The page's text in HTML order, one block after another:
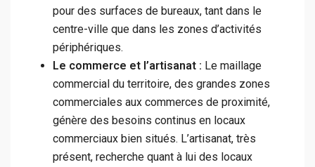
pour des surfaces de bureaux, tant dans le
centre-ville que dans les zones d’activités
périphériques.
Le commerce et l’artisanat : Le maillage
commercial du territoire, des grandes zones
commerciales aux commerces de proximité,
génère des besoins continus en locaux
commerciaux bien situés. L’artisanat, très
présent, recherche quant à lui des locaux